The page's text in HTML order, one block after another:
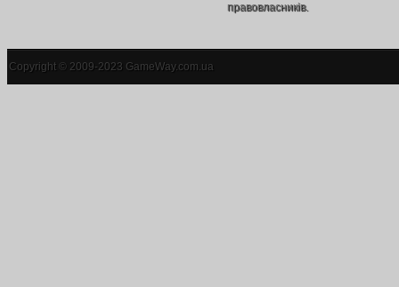
правовласників.
Copyright © 2009-2023 GameWay.com.ua